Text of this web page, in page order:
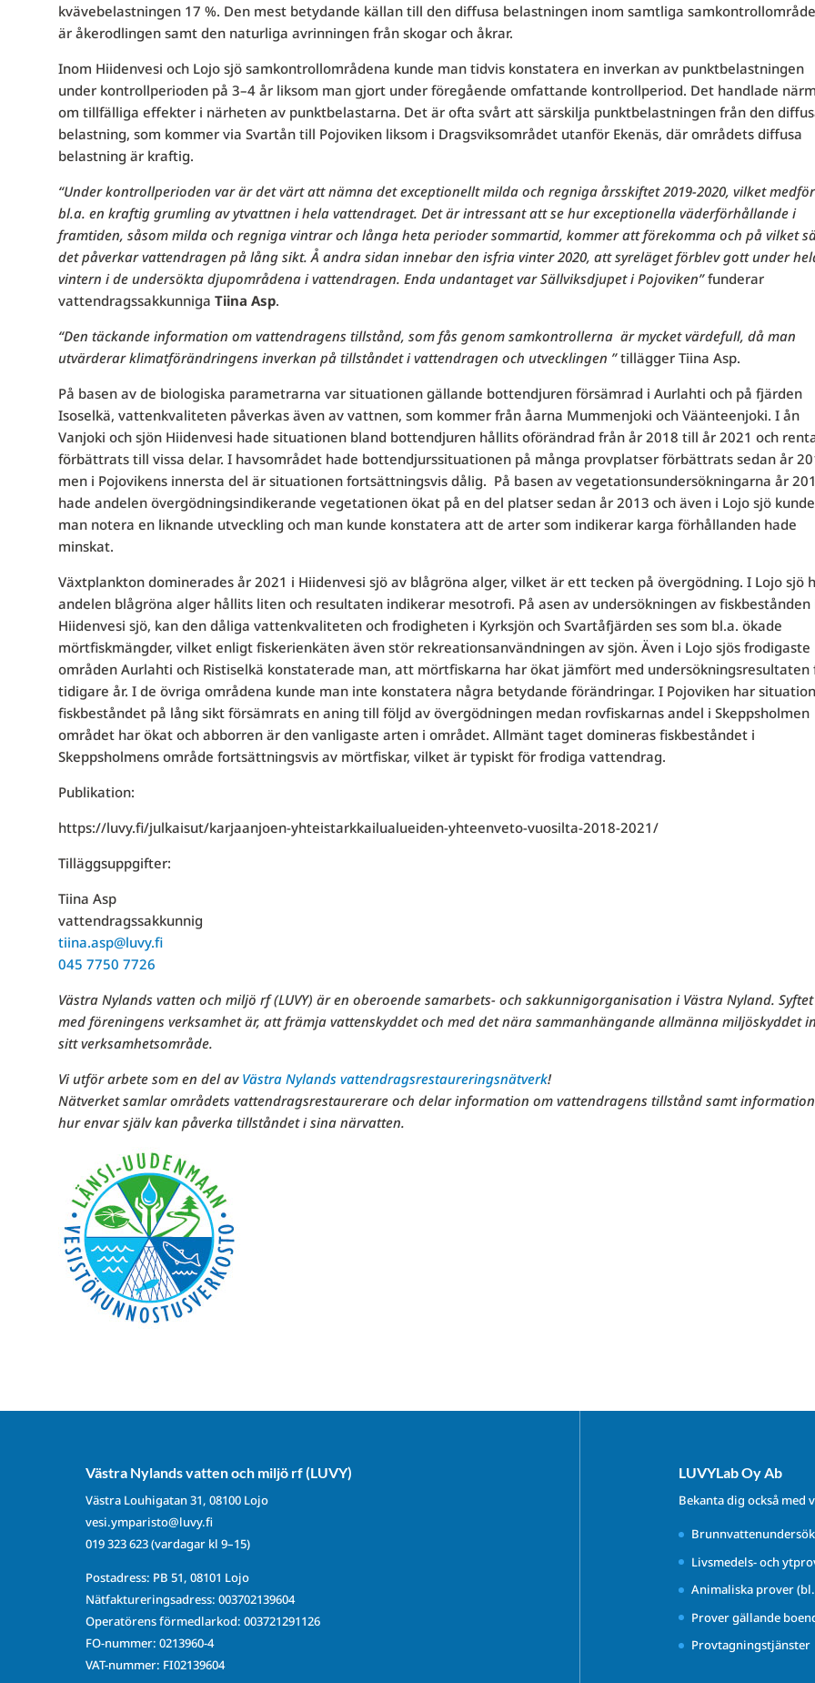
kvävebelastningen 17 %. Den mest betydande källan till den diffusa belastningen inom samtliga
är åkerodlingen samt den naturliga avrinningen från skogar och åkrar.
Inom Hiidenvesi och Lojo sjö samkontrollområdena kunde man tidvis konstatera en inverkan av punktbelastningen
under kontrollperioden på 3–4 år liksom man gjort under föregående omfattande kontrollperiod. Det handlade
om tillfälliga effekter i närheten av punktbelastarna. Det är ofta svårt att särskilja punktbelastningen från den
belastning, som kommer via Svartån till Pojoviken liksom i Dragsviksområdet utanför Ekenäs, där områdets diffusa
belastning är kraftig.
“Under kontrollperioden var är det värt att nämna det exceptionellt milda och regniga årsskiftet 2019-2020, vilket
bl.a. en kraftig grumling av ytvattnen i hela vattendraget. Det är intressant att se hur exceptionella väderförhållande i
framtiden, såsom milda och regniga vintrar och långa heta perioder sommartid, kommer att förekomma och på vilket
det påverkar vattendragen på lång sikt. Å andra sidan innebar den isfria vinter 2020, att syreläget förblev gott under
vintern i de undersökta djupområdena i vattendragen. Enda undantaget var Sällviksdjupet i Pojoviken”funderar
vattendragssakkunniga Tiina Asp.
“Den täckande information om vattendragens tillstånd, som fås genom samkontrollerna är mycket värdefull, då man
utvärderar klimatförändringens inverkan på tillståndet i vattendragen och utvecklingen ”tillägger Tiina Asp.
På basen av de biologiska parametrarna var situationen gällande bottendjuren försämrad i Aurlahti och på fjärden
Isoselkä, vattenkvaliteten påverkas även av vattnen, som kommer från åarna Mummenjoki och Väänteenjoki. I ån
Vanjoki och sjön Hiidenvesi hade situationen bland bottendjuren hållits oförändrad från år 2018 till år 2021 och
förbättrats till vissa delar. I havsområdet hade bottendjurssituationen på många provplatser förbättrats sedan år
men i Pojovikens innersta del är situationen fortsättningsvis dålig. På basen av vegetationsundersökningarna år
hade andelen övergödningsindikerande vegetationen ökat på en del platser sedan år 2013 och även i Lojo sjö kunde
man notera en liknande utveckling och man kunde konstatera att de arter som indikerar karga förhållanden hade
minskat.
Växtplankton dominerades år 2021 i Hiidenvesi sjö av blågröna alger, vilket är ett tecken på övergödning. I Lojo sjö
andelen blågröna alger hållits liten och resultaten indikerar mesotrofi. På asen av undersökningen av fiskbestånden
Hiidenvesi sjö, kan den dåliga vattenkvaliteten och frodigheten i Kyrksjön och Svartåfjärden ses som bl.a. ökade
mörtfiskmängder, vilket enligt fiskerienkäten även stör rekreationsanvändningen av sjön. Även i Lojo sjös frodigaste
områden Aurlahti och Ristiselkä konstaterade man, att mörtfiskarna har ökat jämfört med undersökningsresultaten
tidigare år. I de övriga områdena kunde man inte konstatera några betydande förändringar. I Pojoviken har
fiskbeståndet på lång sikt försämrats en aning till följd av övergödningen medan rovfiskarnas andel i Skeppsholmen
området har ökat och abborren är den vanligaste arten i området. Allmänt taget domineras fiskbeståndet i
Skeppsholmens område fortsättningsvis av mörtfiskar, vilket är typiskt för frodiga vattendrag.
Publikation:
https://luvy.fi/julkaisut/karjaanjoen-yhteistarkkailualueiden-yhteenveto-vuosilta-2018-2021/
Tilläggsuppgifter:
Tiina Asp
vattendragssakkunnig
tiina.asp@luvy.fi
045 7750 7726
Västra Nylands vatten och miljö rf (LUVY) är en oberoende samarbets- och sakkunnigorganisation i Västra Nyland. Syftet
med föreningens verksamhet är, att främja vattenskyddet och med det nära sammanhängande allmänna miljöskyddet
sitt verksamhetsområde.
Vi utför arbete som en del av Västra Nylands vattendragsrestaureringsnätverk!
Nätverket samlar områdets vattendragsrestaurerare och delar information om vattendragens tillstånd samt
hur envar själv kan påverka tillståndet i sina närvatten.
Västra Nylands vatten och miljö rf (LUVY)
Västra Louhigatan 31, 08100 Lojo
vesi.ymparisto@luvy.fi
019 323 623(vardagar kl 9–15)
Postadress: PB 51, 08101 Lojo
Nätfaktureringsadress: 003702139604
Operatörens förmedlarkod: 003721291126
FO-nummer: 0213960-4
VAT-nummer: FI02139604
LUVYLab Oy Ab
Bekanta dig också
Livsmedels- och
Animaliska prover
Prover gällande
Provtagningstjänster